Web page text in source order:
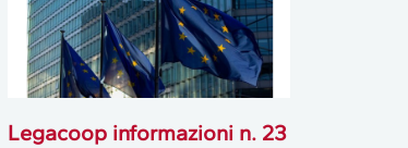
Legacoop informazioni n. 23